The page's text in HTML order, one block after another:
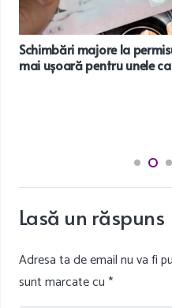
Schimbări majore la
mai ușoară pentru unele
Lasă un răspuns
Adresa ta de email nu va fi
sunt marcate cu *